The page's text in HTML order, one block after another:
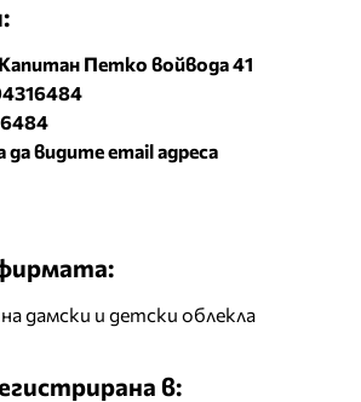
Петко войвода 41
да видите email адреса
дамски и детски облекла
в: